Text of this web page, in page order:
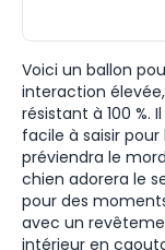
Voici un ballon
interaction
résistant à 100
facile à saisir
préviendra le
chien adorera le
pour des
avec un
intérieur en